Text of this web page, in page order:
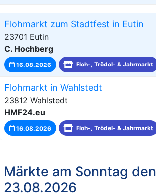
Flohmarkt zum Stadtfest in Eutin
23701 Eutin
C. Hochberg
16.08.2026 Floh-, Trödel- & Jahrmarkt
Flohmarkt in Wahlstedt
23812 Wahlstedt
HMF24.eu
16.08.2026 Floh-, Trödel- & Jahrmarkt
Märkte am Sonntag den
23.08.2026